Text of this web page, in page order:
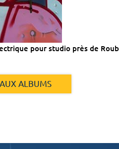
pour studio près de
ALBUMS